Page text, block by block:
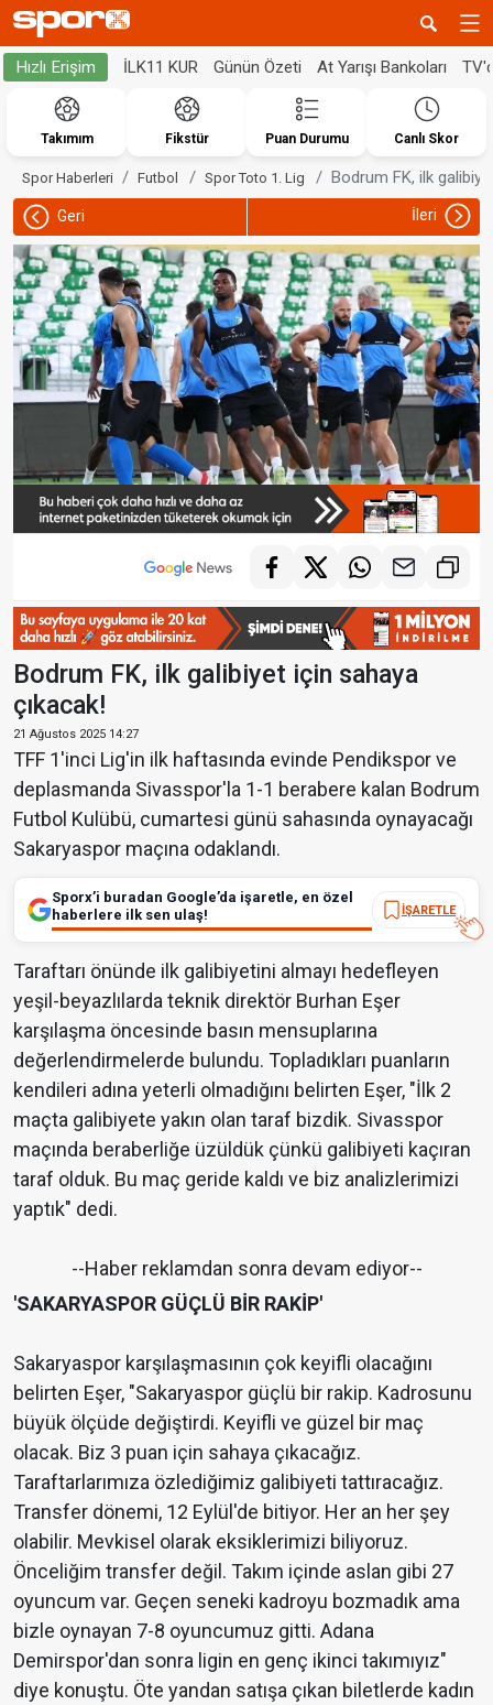
Hızlı Erişim İLK11 KUR Günün Özeti At Yarışı Bankoları
Takımım Fikstür Puan Durumu Canlı Skor
Spor Haberleri Futbol Spor Toto 1. Lig Bodrum FK, ilk
Geri İleri
Bodrum FK, ilk galibiyet için sahaya
çıkacak!
21 Ağustos 2025 14:27
TFF 1'inci Lig'in ilk haftasında evinde Pendikspor ve
deplasmanda Sivasspor'la 1-1 berabere kalan Bodrum
Futbol Kulübü, cumartesi günü sahasında oynayacağı
Sakaryaspor maçına odaklandı.
Sporx’i buradan Google’da işaretle, en özel
haberlere ilk sen ulaş!
İŞARETLE
Taraftarı önünde ilk galibiyetini almayı hedefleyen
yeşil-beyazlılarda teknik direktör Burhan Eşer
karşılaşma öncesinde basın mensuplarına
değerlendirmelerde bulundu. Topladıkları puanların
kendileri adına yeterli olmadığını belirten Eşer, "İlk 2
maçta galibiyete yakın olan taraf bizdik. Sivasspor
maçında beraberliğe üzüldük çünkü galibiyeti kaçıran
taraf olduk. Bu maç geride kaldı ve biz analizlerimizi
yaptık" dedi.
--Haber reklamdan sonra devam ediyor--
'SAKARYASPOR GÜÇLÜ BİR RAKİP'
Sakaryaspor karşılaşmasının çok keyifli olacağını
belirten Eşer, "Sakaryaspor güçlü bir rakip. Kadrosunu
büyük ölçüde değiştirdi. Keyifli ve güzel bir maç
olacak. Biz 3 puan için sahaya çıkacağız.
Taraftarlarımıza özlediğimiz galibiyeti tattıracağız.
Transfer dönemi, 12 Eylül'de bitiyor. Her an her şey
olabilir. Mevkisel olarak eksiklerimizi biliyoruz.
Önceliğim transfer değil. Takım içinde aslan gibi 27
oyuncum var. Geçen seneki kadroyu bozmadık ama
bizle oynayan 7-8 oyuncumuz gitti. Adana
Demirspor'dan sonra ligin en genç ikinci takımıyız"
diye konuştu. Öte yandan satışa çıkan biletlerde kadın